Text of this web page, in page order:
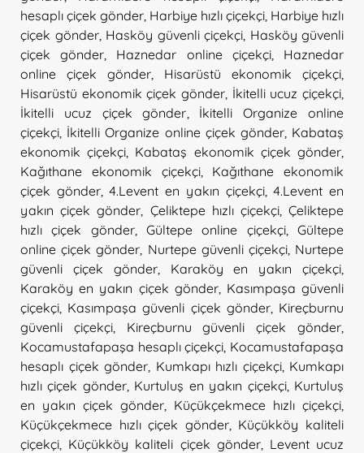
hesaplı çiçek gönder Harbiye hızlı çiçekçi Harbiye hızlı
çiçek gönder, Hasköy güvenli çiçekçi Hasköy güvenli
çiçek gönder
Haznedar online çiçekçi, Haznedar
online çiçek gönder
Hisarüstü ekonomik çiçekçi
Hisarüstü ekonomik çiçek gönder İkitelli ucuz çiçekçi
İkitelli ucuz çiçek gönder
İkitelli Organize online
çiçekçi İkitelli Organize online çiçek gönder, Kabataş
ekonomik çiçekçi Kabataş ekonomik çiçek gönder
Kağıthane ekonomik çiçekçi, Kağıthane ekonomik
çiçek gönder,4.Levent en yakın çiçekçi,4.Levent en
yakın çiçek gönder Çeliktepe hızlı çiçekçi,Çeliktepe
hızlı çiçek gönder,Gültepe online çiçekçi,Gültepe
online çiçek gönder Nurtepe güvenli çiçekçi, Nurtepe
güvenli çiçek gönder, Karaköy en yakın çiçekçi
Karaköy en yakın çiçek gönder, Kasımpaşa güvenli
çiçekçi Kasımpaşa güvenli çiçek gönder, Kireçburnu
güvenli çiçekçi, Kireçburnu güvenli çiçek gönder
Kocamustafapaşa hesaplı çiçekçi Kocamustafapaşa
hesaplı çiçek gönder Kumkapı hızlı çiçekçi, Kumkapı
hızlı çiçek gönder, Kurtuluş en yakın çiçekçi, Kurtuluş
en yakın çiçek gönder
Küçükçekmece hızlı çiçekçi
Küçükçekmece hızlı çiçek gönder, Küçükköy kaliteli
çiçekçi Küçükköy kaliteli çiçek gönder, Levent ucuz